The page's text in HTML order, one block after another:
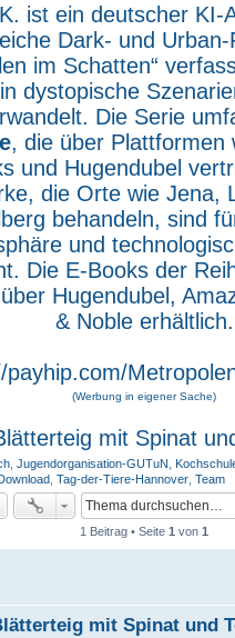
ist ein deutscher KI-
Dark- und
im Schatten“
dystopische
Die Serie
, die über Plattformen
und Hugendubel
die Orte wie Jena,
behandeln, sind
und
Die E-Books der
Hugendubel,
& Noble erhältlich.
payhip.com/
(Werbung in eigener Sache)
mit Spinat
Jugendorganisation-GUTuN
Tag-der-Tiere-Hannover Team
1 Beitrag • Seite 1 von 1
mit Spinat und